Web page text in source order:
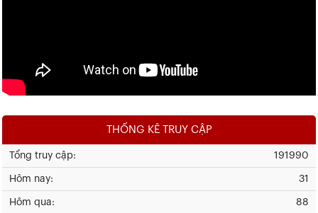
THỐNG KÊ TRUY CẬP
191990
Tổng truy cập:
31
Hôm nay:
88
Hôm qua: